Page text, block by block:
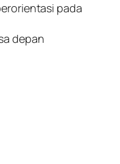
pada
depan